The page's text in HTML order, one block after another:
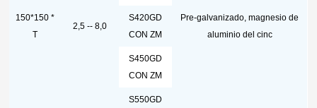
150*150 *
T
2,5 -- 8,0
Pre-galvanizado, magnesio de
aluminio del cinc
S420GD
CON ZM
S450GD
CON ZM
S550GD